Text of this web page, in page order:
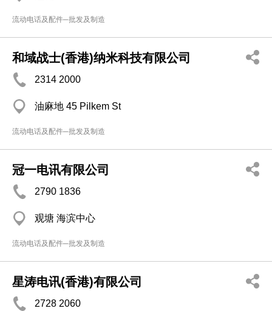
流动电话及配件─批发及制造
和域战士(香港)纳米科技有限公司
2314 2000
油麻地 45 Pilkem St
流动电话及配件─批发及制造
冠一电讯有限公司
2790 1836
观塘 海滨中心
流动电话及配件─批发及制造
星涛电讯(香港)有限公司
2728 2060